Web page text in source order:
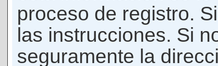
proceso de registro.
las instrucciones. Si
seguramente la